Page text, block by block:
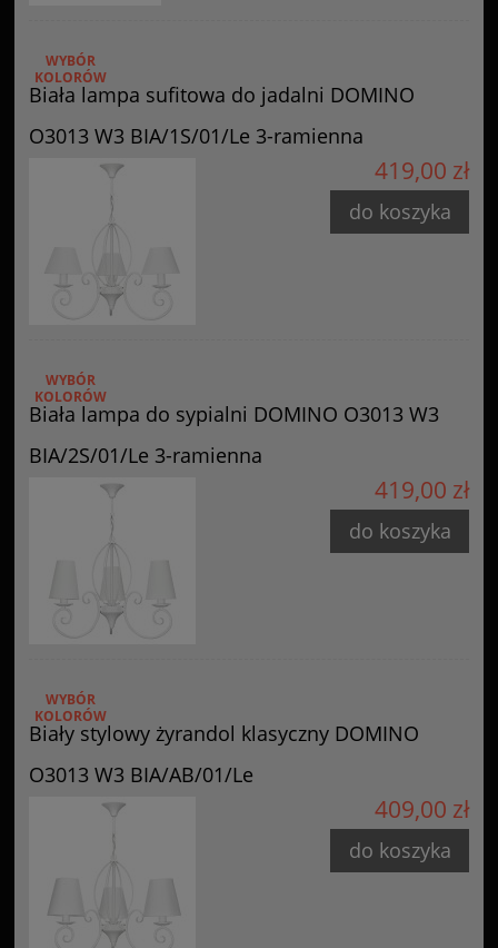
Biała lampa sufitowa do jadalni DOMINO
O3013 W3 BIA/1S/01/Le 3-ramienna
WYBÓR
KOLORÓW
419,00 zł
do koszyka
Biała lampa do sypialni DOMINO O3013 W3
BIA/2S/01/Le 3-ramienna
WYBÓR
KOLORÓW
419,00 zł
do koszyka
Biały stylowy żyrandol klasyczny DOMINO
O3013 W3 BIA/AB/01/Le
WYBÓR
KOLORÓW
409,00 zł
do koszyka